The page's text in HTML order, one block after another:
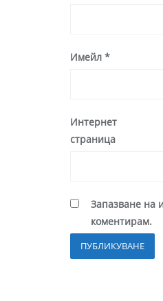
Имейл *
Интернет
страница
Запазване на
коментирам.